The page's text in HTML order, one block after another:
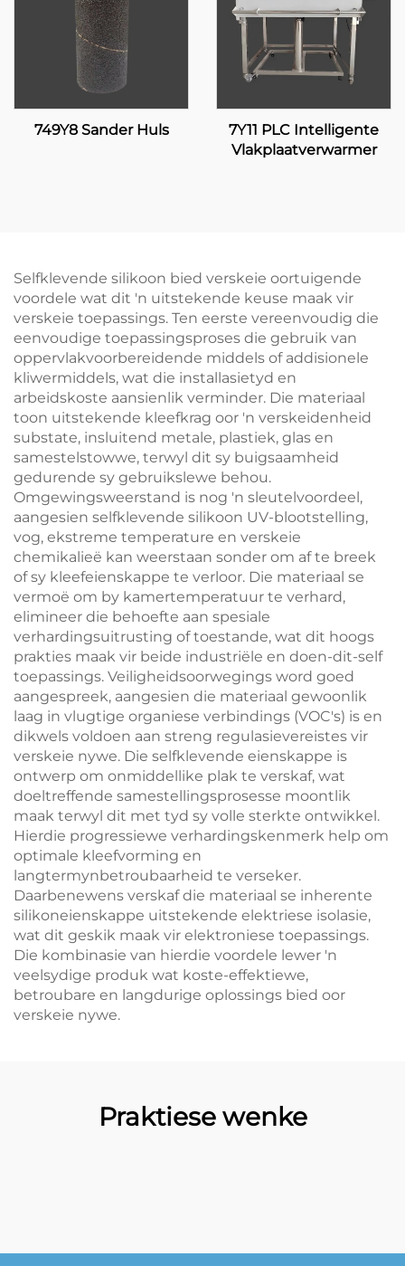
749Y8 Sander Huls
7Y11 PLC Intelligente
Vlakplaatverwarmer
Selfklevende silikoon bied verskeie oortuigende
voordele wat dit 'n uitstekende keuse maak vir
verskeie toepassings. Ten eerste vereenvoudig die
eenvoudige toepassingsproses die gebruik van
oppervlakvoorbereidende middels of addisionele
kliwermiddels, wat die installasietyd en
arbeidskoste aansienlik verminder. Die materiaal
toon uitstekende kleefkrag oor 'n verskeidenheid
substate, insluitend metale, plastiek, glas en
samestelstowwe, terwyl dit sy buigsaamheid
gedurende sy gebruikslewe behou.
Omgewingsweerstand is nog 'n sleutelvoordeel,
aangesien selfklevende silikoon UV-blootstelling,
vog, ekstreme temperature en verskeie
chemikalieë kan weerstaan sonder om af te breek
of sy kleefeienskappe te verloor. Die materiaal se
vermoë om by kamertemperatuur te verhard,
elimineer die behoefte aan spesiale
verhardingsuitrusting of toestande, wat dit hoogs
prakties maak vir beide industriële en doen-dit-self
toepassings. Veiligheidsoorwegings word goed
aangespreek, aangesien die materiaal gewoonlik
laag in vlugtige organiese verbindings (VOC's) is en
dikwels voldoen aan streng regulasievereistes vir
verskeie nywe. Die selfklevende eienskappe is
ontwerp om onmiddellike plak te verskaf, wat
doeltreffende samestellingsprosesse moontlik
maak terwyl dit met tyd sy volle sterkte ontwikkel.
Hierdie progressiewe verhardingskenmerk help om
optimale kleefvorming en
langtermynbetroubaarheid te verseker.
Daarbenewens verskaf die materiaal se inherente
silikoneienskappe uitstekende elektriese isolasie,
wat dit geskik maak vir elektroniese toepassings.
Die kombinasie van hierdie voordele lewer 'n
veelsydige produk wat koste-effektiewe,
betroubare en langdurige oplossings bied oor
verskeie nywe.
Praktiese wenke